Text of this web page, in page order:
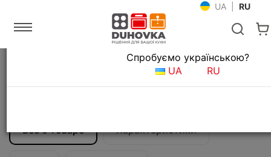
UA RU
Мойки и смесители Смесители для кухни
Смеситель кухонный Fabiano FKM 45 SS
Все о товаре Характеристики
Язык магазина
Спробуємо українською?
UA
RU